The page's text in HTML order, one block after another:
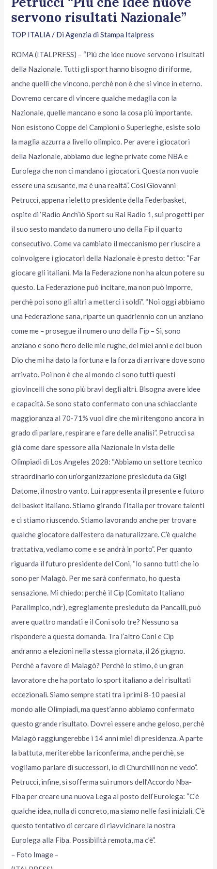
servono risultati Nazionale”
TOP ITALIA/ DiAgenzia di Stampa Italpress
ROMA (ITALPRESS) – “Più che idee nuove servono i risultati
della Nazionale. Tutti gli sport hanno bisogno di riforme,
anche quelli che vincono, perchè non è che si vince in eterno.
Dovremo cercare di vincere qualche medaglia con la
Nazionale, quelle mancano e sono la cosa più importante.
Non esistono Coppe dei Campioni o Superleghe, esiste solo
la maglia azzurra a livello olimpico. Per avere i giocatori
della Nazionale, abbiamo due leghe private come NBA e
Eurolega che non ci mandano i giocatori. Questa non vuole
essere una scusante, ma è una realtà”. Così Giovanni
Petrucci, appena rieletto presidente della Federbasket,
ospite di ‘Radio Anch’iò Sport su Rai Radio 1, sui progetti per
il suo sesto mandato da numero uno della Fip il quarto
consecutivo. Come va cambiato il meccanismo per riuscire a
coinvolgere i giocatori della Nazionale è presto detto: “Far
giocare gli italiani. Ma la Federazione non ha alcun potere su
questo. La Federazione può incitare, ma non può imporre,
perchè poi sono gli altri a metterci i soldi”. “Noi oggi abbiamo
una Federazione sana, riparte un quadriennio con un anziano
come me – prosegue il numero uno della Fip – Sì, sono
anziano e sono fiero delle mie rughe, dei miei anni e del buon
Dio che mi ha dato la fortuna e la forza di arrivare dove sono
arrivato. Poi non è che al mondo ci sono tutti questi
giovincelli che sono più bravi degli altri. Bisogna avere idee
e capacità. Se sono stato confermato con una schiacciante
maggioranza al 70-71% vuol dire che mi ritengono ancora in
grado di parlare, respirare e fare delle analisi”. Petrucci sa
già come dare spessore alla Nazionale in vista delle
Olimpiadi di Los Angeles 2028: “Abbiamo un settore tecnico
straordinario con un’organizzazione presieduta da Gigi
Datome, il nostro vanto. Lui rappresenta il presente e futuro
del basket italiano. Stiamo girando l’Italia per trovare talenti
e ci stiamo riuscendo. Stiamo lavorando anche per trovare
qualche giocatore dall’estero da naturalizzare. C’è qualche
trattativa, vediamo come e se andrà in porto”. Per quanto
riguarda il futuro presidente del Coni, “lo sanno tutti che io
sono per Malagò. Per me sarà confermato, ho questa
sensazione. Mi chiedo: perchè il Cip (Comitato Italiano
Paralimpico, ndr), egregiamente presieduto da Pancalli, può
avere quattro mandati e il Coni solo tre? Nessuno sa
rispondere a questa domanda. Tra l’altro Coni e Cip
andranno a elezioni nella stessa giornata, il 26 giugno.
Perchè a favore di Malagò? Perchè lo stimo, è un gran
lavoratore che ha portato lo sport italiano a dei risultati
eccezionali. Siamo sempre stati tra i primi 8-10 paesi al
mondo alle Olimpiadi, ma quest’anno abbiamo confermato
questo grande risultato. Dovrei essere anche geloso, perchè
Malagò raggiungerebbe i 14 anni miei di presidenza. A parte
la battuta, meriterebbe la riconferma, anche perchè, se
vogliamo parlare di successori, io di Churchill non ne vedo”.
Petrucci, infine, si sofferma sui rumors dell’Accordo Nba-
Fiba per creare una nuova Lega al posto dell’Eurolega: “C’è
qualche idea, nulla di concreto, ma siamo nelle fasi iniziali. C’è
questo tentativo di cercare di riavvicinare la nostra
Eurolega alla Fiba. Possibilità remota, ma c’è”.
– Foto Image –